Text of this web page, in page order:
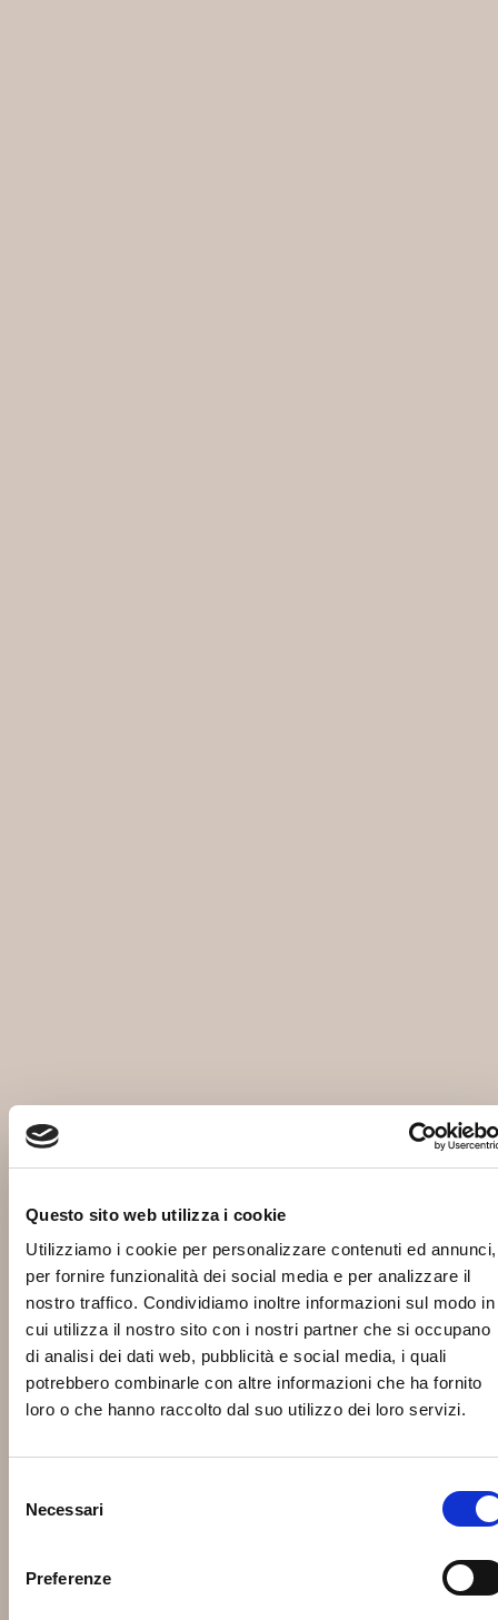
Questo sito web utilizza i cookie
Utilizziamo i cookie per personalizzare contenuti ed annunci,
per fornire funzionalità dei social media e per analizzare il
nostro traffico. Condividiamo inoltre informazioni sul modo in
cui utilizza il nostro sito con i nostri partner che si occupano
di analisi dei dati web, pubblicità e social media, i quali
potrebbero combinarle con altre informazioni che ha fornito
loro o che hanno raccolto dal suo utilizzo dei loro servizi.
delNecessari
Preferenze